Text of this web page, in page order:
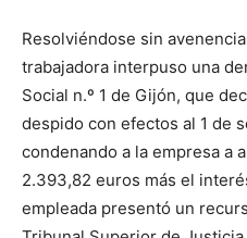
Resolviéndose sin
trabajadora interpuso una
Social n.º 1 de Gijón, que
despido con efectos al 1 de
condenando a la empresa a
2.393,82 euros más el
empleada presentó un